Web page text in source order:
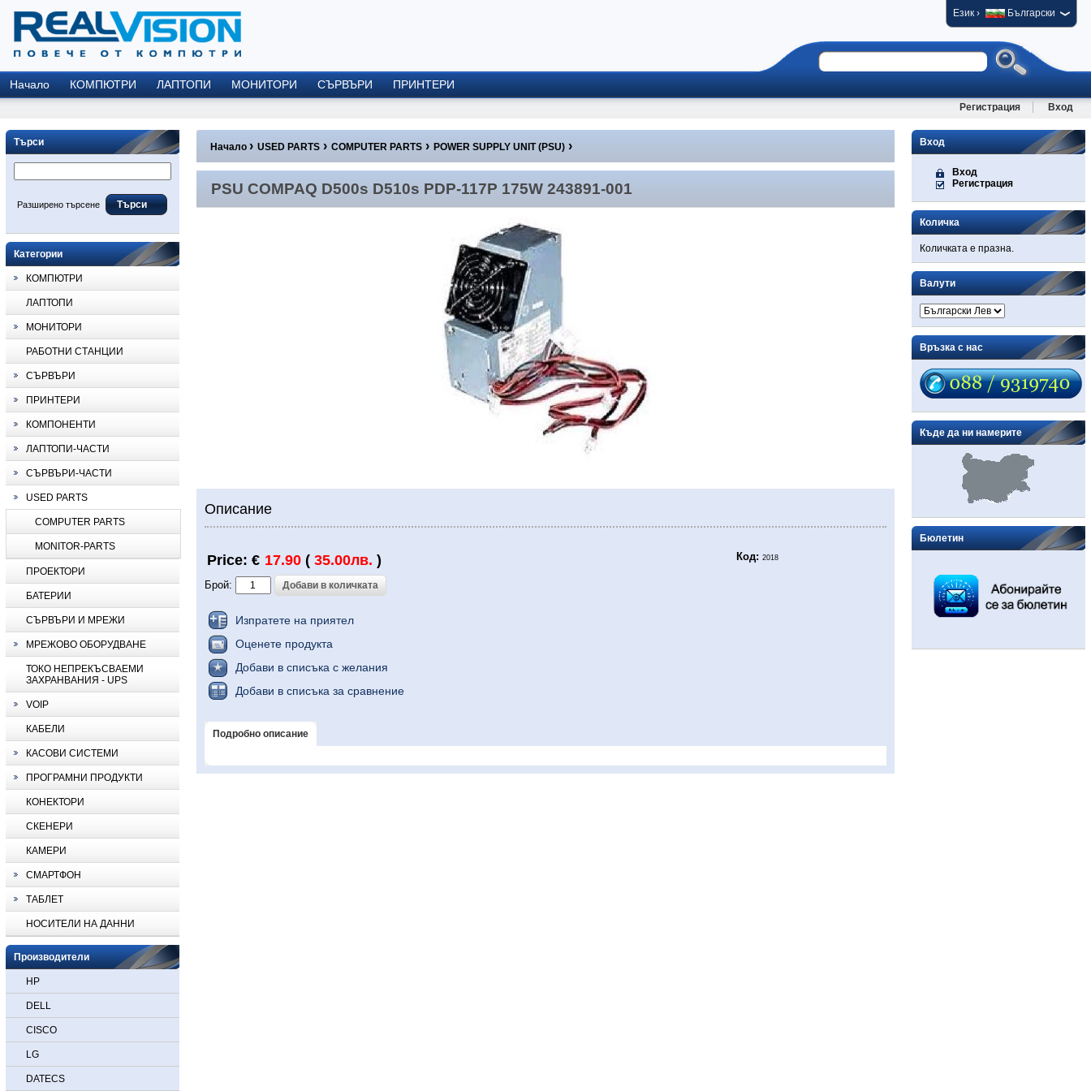
Език› Български
Начало КОМПЮТРИ ЛАПТОПИ МОНИТОРИ СЪРВЪРИ ПРИНТЕРИ
Регистрация Вход
Търси
Разширено търсене
Категории
КОМПЮТРИ
ЛАПТОПИ
МОНИТОРИ
РАБОТНИ СТАНЦИИ
СЪРВЪРИ
ПРИНТЕРИ
КОМПОНЕНТИ
ЛАПТОПИ-ЧАСТИ
СЪРВЪРИ-ЧАСТИ
USED PARTS
COMPUTER PARTS
MONITOR-PARTS
ПРОЕКТОРИ
БАТЕРИИ
СЪРВЪРИ И МРЕЖИ
МРЕЖОВО ОБОРУДВАНЕ
ТОКО НЕПРЕКЪСВАЕМИ
ЗАХРАНВАНИЯ - UPS
VOIP
КАБЕЛИ
КАСОВИ СИСТЕМИ
ПРОГРАМНИ ПРОДУКТИ
КОНЕКТОРИ
СКЕНЕРИ
КАМЕРИ
СМАРТФОН
ТАБЛЕТ
НОСИТЕЛИ НА ДАННИ
Производители
HP
DELL
CISCO
LG
DATECS
Начало › USED PARTS › COMPUTER PARTS › POWER SUPPLY UNIT (PSU) ›
PSU COMPAQ D500s D510s PDP-117P 175W 243891-001
PSU COMPAQ D500s D510s PDP-117P 175W 243891-001
Описание
Код: 2018
Price: € 17.90( 35.00лв. )
Брой:
Изпратете на приятел
Оценете продукта
Добави в списъка с желания
Добави в списъка за сравнение
Подробно описание
Вход
Вход
Регистрация
Количка
Количката е празна.
Валути
Връзка с нас
Къде да ни намерите
Бюлетин